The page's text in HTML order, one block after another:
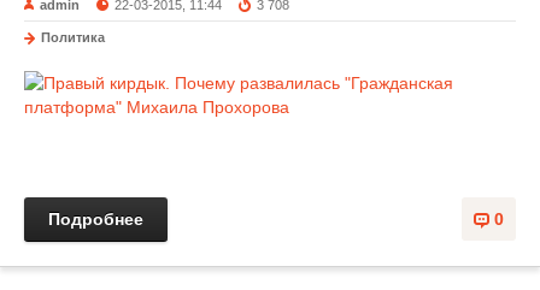
admin 22-03-2015, 11:44 3 708
Политика
0
Подробнее